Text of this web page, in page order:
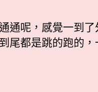
通呢，感覺一到
尾都是跳的跑的